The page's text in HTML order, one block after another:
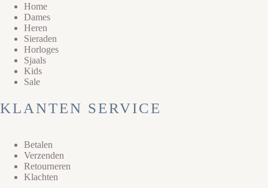
Home
Dames
Heren
Sieraden
Horloges
Sjaals
Kids
Sale
KLANTEN SERVICE
Betalen
Verzenden
Retourneren
Klachten